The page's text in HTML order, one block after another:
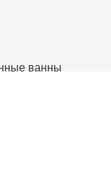
ванны